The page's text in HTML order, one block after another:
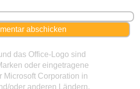
das Office-Logo sind
oder eingetragene
Microsoft Corporation in
oder anderen Ländern.